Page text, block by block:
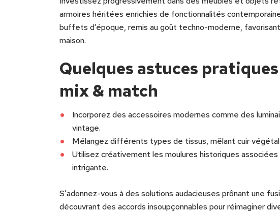
armoires héritées enrichies de fonctionnalités
buffets d’époque, remis au goût techno-moderne,
maison.
Quelques astuces
mix & match
Incorporez des accessoires modernes comme des
vintage.
Mélangez différents types de tissus, mêlant cuir
Utilisez créativement les moulures historiques
intrigante.
S’adonnez-vous à des solutions audacieuses prônant une
découvrant des accords insoupçonnables pour réimaginer